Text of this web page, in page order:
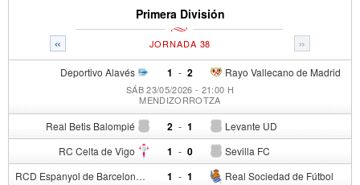
Primera División
« »
JORNADA 38
Deportivo Alavés 1 - Rayo Vallecano de Madrid
2
SÁB 23/05/2026 - 21:00 H
MENDIZORROTZA
Real Betis Balompié 2 - Levante UD
1
RC Celta de Vigo 1 - Sevilla FC
0
RCD Espanyol de Barcelona 1 - Real Sociedad de Fútbol
1